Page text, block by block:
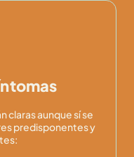
claras aunque sí se
predisponentes y